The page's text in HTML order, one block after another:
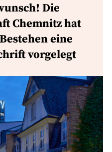
Die
Chemnitz hat
eine
vorgelegt